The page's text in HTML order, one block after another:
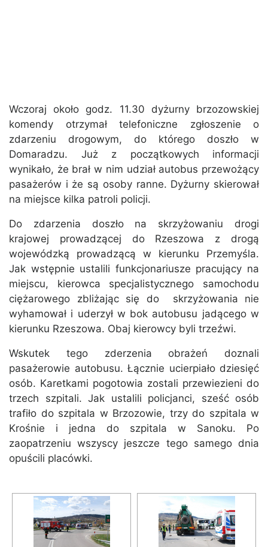
Wczoraj około godz. 11.30 dyżurny brzozowskiej
komendy otrzymał telefoniczne zgłoszenie o
zdarzeniu drogowym, do którego doszło w
Domaradzu. Już z początkowych informacji
wynikało, że brał w nim udział autobus przewożący
pasażerów i że są osoby ranne. Dyżurny skierował
na miejsce kilka patroli policji.
Do zdarzenia doszło na skrzyżowaniu drogi
krajowej prowadzącej do Rzeszowa z drogą
wojewódzką prowadzącą w kierunku Przemyśla.
Jak wstępnie ustalili funkcjonariusze pracujący na
miejscu, kierowca specjalistycznego samochodu
ciężarowego zbliżając się do skrzyżowania nie
wyhamował i uderzył w bok autobusu jadącego w
kierunku Rzeszowa. Obaj kierowcy byli trzeźwi.
Wskutek tego zderzenia obrażeń doznali
pasażerowie autobusu. Łącznie ucierpiało dziesięć
osób. Karetkami pogotowia zostali przewiezieni do
trzech szpitali. Jak ustalili policjanci, sześć osób
trafiło do szpitala w Brzozowie, trzy do szpitala w
Krośnie i jedna do szpitala w Sanoku. Po
zaopatrzeniu wszyscy jeszcze tego samego dnia
opuścili placówki.